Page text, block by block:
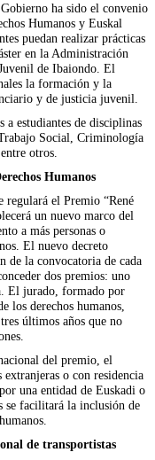
ha sido el convenio
Humanos y Euskal
puedan realizar prácticas
en la Administración
de Ibaiondo. El
la formación y la
y de justicia juvenil.
a estudiantes de disciplinas
Social, Criminología
otros.
Humanos
regulará el Premio “René
un nuevo marco del
a más personas o
El nuevo decreto
de la convocatoria de cada
dos premios: uno
El jurado, formado por
los derechos humanos,
últimos años que no
del premio, el
o con residencia
una entidad de Euskadi o
se facilitará la inclusión de
de transportistas